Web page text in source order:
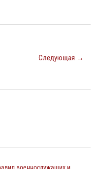
Следующая →
военнослужащих и